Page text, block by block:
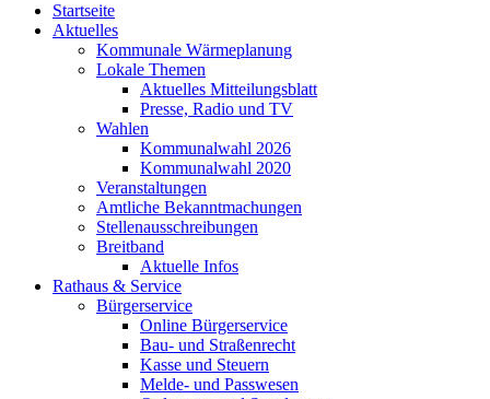
Startseite
Aktuelles
Kommunale Wärmeplanung
Lokale Themen
Aktuelles Mitteilungsblatt
Presse, Radio und TV
Wahlen
Kommunalwahl 2026
Kommunalwahl 2020
Veranstaltungen
Amtliche Bekanntmachungen
Stellenausschreibungen
Breitband
Aktuelle Infos
Rathaus & Service
Bürgerservice
Online Bürgerservice
Bau- und Straßenrecht
Kasse und Steuern
Melde- und Passwesen